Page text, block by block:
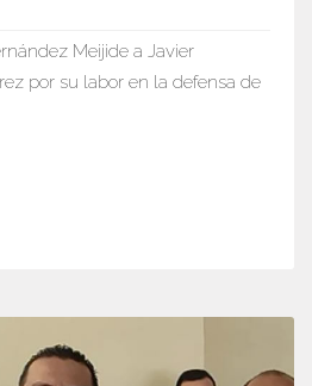
Meijide a Javier
por su labor en la defensa de